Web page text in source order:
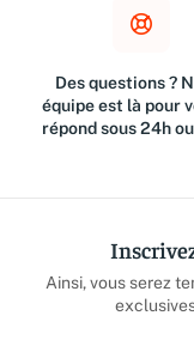
Des questions ?
équipe est là pour
répond sous 24h
Ainsi, vous serez